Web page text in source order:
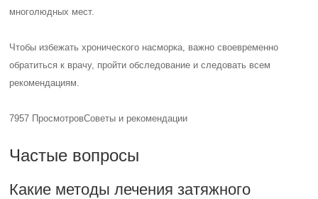
многолюдных мест.
Чтобы избежать хронического насморка, важно своевременно
обратиться к врачу, пройти обследование и следовать всем
рекомендациям.
7957 ПросмотровСоветы и рекомендации
Частые вопросы
Какие методы лечения затяжного